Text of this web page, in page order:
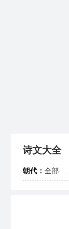
诗文大全
朝代： 全部